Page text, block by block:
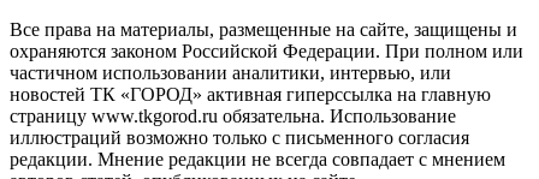
Все права на материалы, размещенные на сайте, защищены и
охраняются законом Российской Федерации. При полном или
частичном использовании аналитики, интервью, или
новостей ТК «ГОРОД» активная гиперссылка на главную
страницу www.tkgorod.ru обязательна. Использование
иллюстраций возможно только с письменного согласия
редакции. Мнение редакции не всегда совпадает с мнением